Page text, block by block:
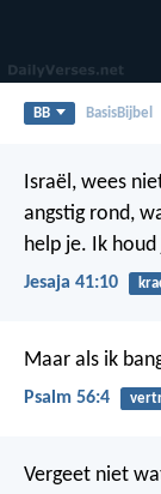
BB BasisBijbel
Israël, wees
angstig rond,
help je. Ik
Jesaja 41:10
Maar als ik
Psalm 56:4
Vergeet niet